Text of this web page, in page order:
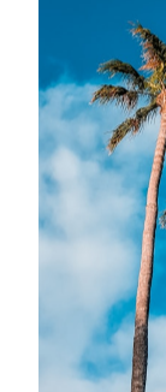
panier
CO2 EN HPA
Ce pack HPA est
1 x bouteille 0,8l
1 x preset basse
1 x régulateur
1 x ligne
Pour une
PARTAGER
SUR